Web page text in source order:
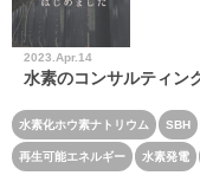
2023.Apr.14
水素のコンサルティン
水素化ホウ素ナトリウム SBH
再生可能エネルギー 水素発電